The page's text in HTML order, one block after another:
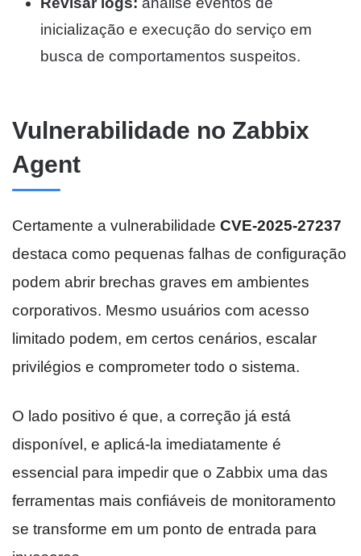
inicialização e execução do serviço em
busca de comportamentos suspeitos.
Vulnerabilidade no Zabbix
Agent
Certamente a vulnerabilidade CVE-2025-27237
destaca como pequenas falhas de configuração
podem abrir brechas graves em ambientes
corporativos. Mesmo usuários com acesso
limitado podem, em certos cenários, escalar
privilégios e comprometer todo o sistema.
O lado positivo é que, a correção já está
disponível, e aplicá-la imediatamente é
essencial para impedir que o Zabbix uma das
ferramentas mais confiáveis de monitoramento
se transforme em um ponto de entrada para